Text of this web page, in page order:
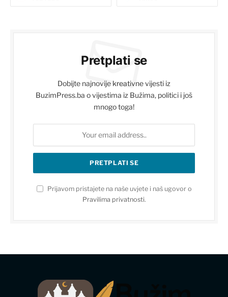
Pretplati se
Dobijte najnovije kreativne vijesti iz
BuzimPress.ba o vijestima iz Bužima, politici i još
mnogo toga!
Prijavom pristajete na naše uvjete i naš ugovor o
Pravilima privatnosti.